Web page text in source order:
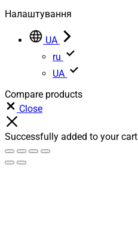
Налаштування
UA
ru
UA
Compare products
Close
Successfully added to your cart